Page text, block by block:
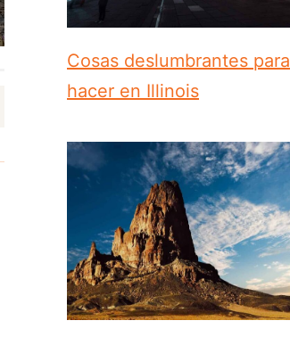
Cosas deslumbrantes para
hacer en Illinois